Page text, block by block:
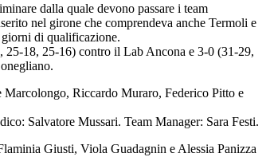
dalla quale devono passare i team
nel girone che comprendeva anche Termoli e
giorni di qualificazione.
25-18, 25-16) contro il Lab Ancona e 3-0 (31-29,
Riccardo Muraro, Federico Pitto e
Salvatore Mussari. Team Manager: Sara Festi.
Giusti, Viola Guadagnin e Alessia Panizza